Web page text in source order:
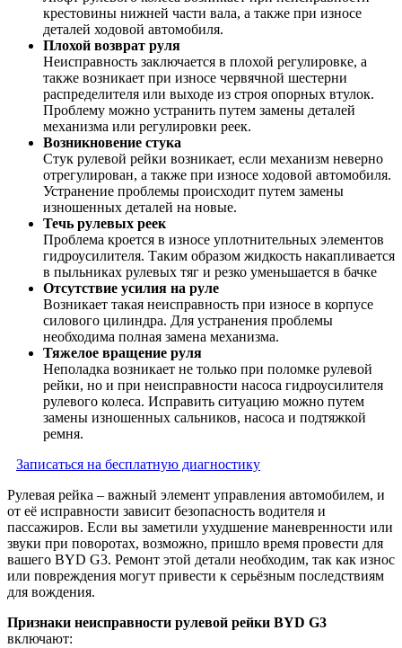
крестовины нижней части вала, а также при износе
деталей ходовой автомобиля.
Плохой возврат руля
Неисправность заключается в плохой регулировке, а
также возникает при износе червячной шестерни
распределителя или выходе из строя опорных втулок.
Проблему можно устранить путем замены деталей
механизма или регулировки реек.
Возникновение стука
Стук рулевой рейки возникает, если механизм неверно
отрегулирован, а также при износе ходовой автомобиля.
Устранение проблемы происходит путем замены
изношенных деталей на новые.
Течь рулевых реек
Проблема кроется в износе уплотнительных элементов
гидроусилителя. Таким образом жидкость накапливается
в пыльниках рулевых тяг и резко уменьшается в бачке
Отсутствие усилия на руле
Возникает такая неисправность при износе в корпусе
силового цилиндра. Для устранения проблемы
необходима полная замена механизма.
Тяжелое вращение руля
Неполадка возникает не только при поломке рулевой
рейки, но и при неисправности насоса гидроусилителя
рулевого колеса. Исправить ситуацию можно путем
замены изношенных сальников, насоса и подтяжкой
ремня.
Записаться на бесплатную диагностику
Рулевая рейка – важный элемент управления автомобилем, и
от её исправности зависит безопасность водителя и
пассажиров. Если вы заметили ухудшение маневренности или
звуки при поворотах, возможно, пришло время провести для
вашего BYD G3. Ремонт этой детали необходим, так как износ
или повреждения могут привести к серьёзным последствиям
для вождения.
Признаки неисправности рулевой рейки BYD G3
включают: